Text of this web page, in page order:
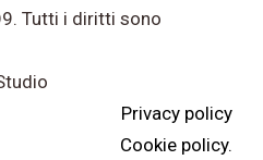
Tutti i diritti sono
Privacy policy
Cookie policy.